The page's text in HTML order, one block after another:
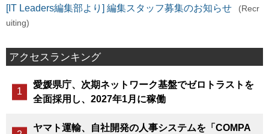
[IT Leaders編集部より] 編集スタッフ募集のお知らせ
(Recr
uiting)
アクセスランキング
愛媛県庁、次期ネットワーク基盤でゼロトラストを
全面採用し、2027年1月に稼働
ヤマト運輸、自社開発の人事システムを「COMPA